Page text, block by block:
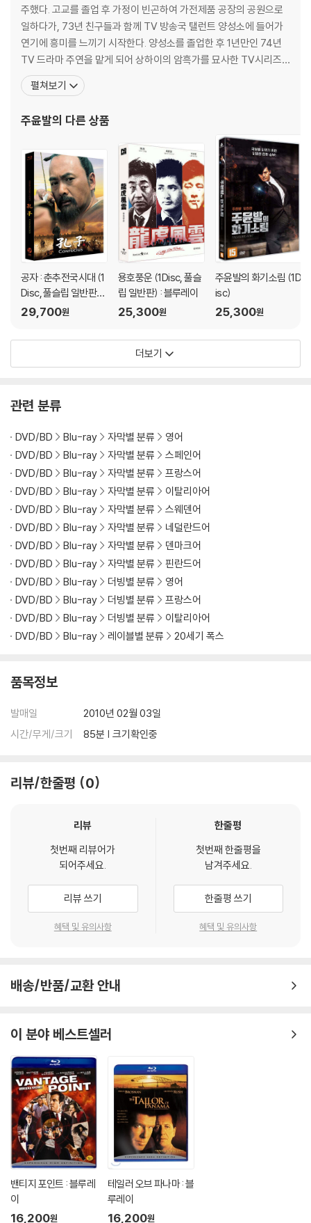
주했다. 고교를 졸업 후 가정이 빈곤하여 가전제품 공장의 공원으로
일하다가, 73년 친구들과 함께 TV 방송국 탤런트 양성소에 들어가
연기에 흥미를 느끼기 시작한다. 양성소를 졸업한 후 1년만인 74년
TV 드라마 주연을 맡게 되어 상하이의 암흑가를 묘사한 TV시리즈 <
상해탄> 등으로 인기를 얻게 되고 영화로 진출. 한동한 평범한 작품
에 진출하다 여류감독 허안화의 <호월적고사>에서 연기한 베트남
시아영화제와 대만 금마장 남우주연상을 수상했다. 1986
펼쳐보기
주윤발의 다른 상품
공자 : 춘추전국시대 (1
Disc, 풀슬립 일반판) :
블루레이
29,700원
용호풍운 (1Disc, 풀슬
립 일반판) : 블루레이
25,300원
주윤발의 화기소림 (1D
isc)
25,300원
더보기
관련 분류
DVD/BD Blu-ray 자막별 분류
영어
DVD/BD
Blu-ray 자막별 분류
스페인어
DVD/BD
Blu-ray 자막별 분류
프랑스어
DVD/BD
Blu-ray 자막별 분류
이탈리아어
DVD/BD
Blu-ray 자막별 분류
스웨덴어
DVD/BD
Blu-ray 자막별 분류
네덜란드어
DVD/BD
Blu-ray 자막별 분류
덴마크어
DVD/BD
Blu-ray 자막별 분류
핀란드어
DVD/BD
Blu-ray 더빙별 분류
영어
DVD/BD
Blu-ray 더빙별 분류
프랑스어
DVD/BD
Blu-ray 더빙별 분류
이탈리아어
DVD/BD
Blu-ray 레이블별 분류 20세기 폭스
품목정보
발매일
2010년 02월 03일
시간/무게/크기
85분 | 크기확인중
리뷰/한줄평 0
리뷰
첫번째 리뷰어가
되어주세요.
리뷰 쓰기
혜택 및 유의사항
한줄평
첫번째 한줄평을
남겨주세요.
한줄평 쓰기
혜택 및 유의사항
배송/반품/교환 안내
이 분야 베스트셀러
밴티지 포인트 : 블루레
이
16,200원
테일러 오브 파나마 : 블
루레이
16,200원